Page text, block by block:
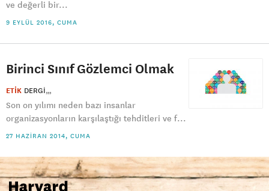
ve değerli bir...
9 EYLÜL 2016, CUMA
Birinci Sınıf Gözlemci Olmak
ETİK DERGI
Son on yılımı neden bazı insanlar
organizasyonların karşılaştığı tehditleri ve f...
27 HAZIRAN 2014, CUMA